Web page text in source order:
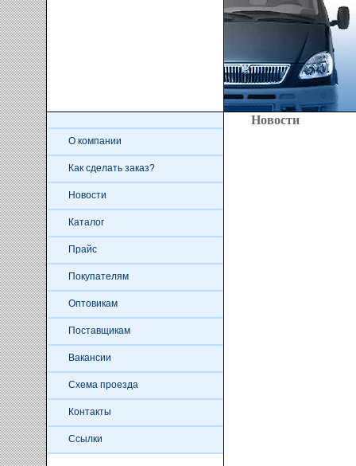
О компании
Как сделать заказ?
Новости
Каталог
Прайс
Покупателям
Оптовикам
Поставщикам
Вакансии
Схема проезда
Контакты
Ссылки
Новости